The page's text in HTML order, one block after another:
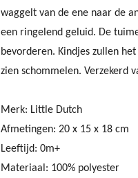
waggelt van de ene naar de
een ringelend geluid. De
bevorderen. Kindjes zullen
zien schommelen. Verzekerd
Merk: Little Dutch
Afmetingen: 20 x 15 x 18 cm
Leeftijd: 0m+
Materiaal: 100% polyester